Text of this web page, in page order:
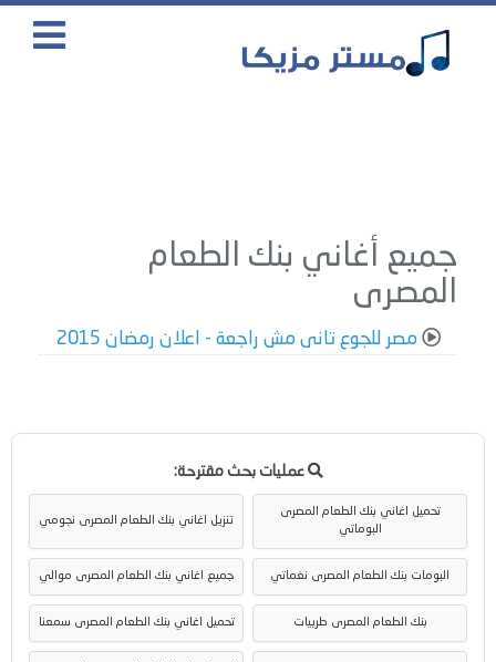
جميع أغاني بنك الطعام
المصرى
مصر للجوع تانى مش راجعة - اعلان رمضان 2015
عمليات بحث مقترحة:
تحميل اغاني بنك الطعام المصرى
البوماتي
تنزيل اغاني بنك الطعام المصرى نجومي
البومات بنك الطعام المصرى نغماتي جميع اغاني بنك الطعام المصرى موالي
بنك الطعام المصرى طربيات تحميل اغاني بنك الطعام المصرى سمعنا